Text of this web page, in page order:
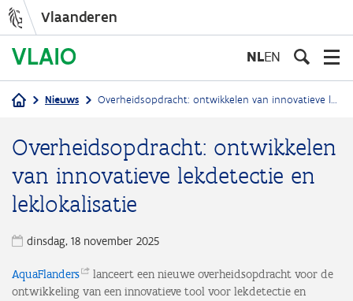
Vlaanderen
NLEN
Nieuws Overheidsopdracht: ontwikkelen van innovatieve lekdetectie en leklokalisatie
Overheidsopdracht: ontwikkelen
van innovatieve lekdetectie en
leklokalisatie
dinsdag, 18 november 2025
AquaFlanders
lanceert een nieuwe overheidsopdracht voor de
ontwikkeling van een innovatieve tool voor lekdetectie en